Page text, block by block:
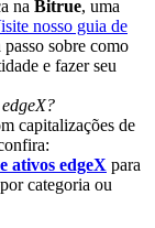
prize pool!
na Bitrue, uma
nosso guia de
passo sobre como
e fazer seu
capitalizações de
ativos edgeX para
categoria ou